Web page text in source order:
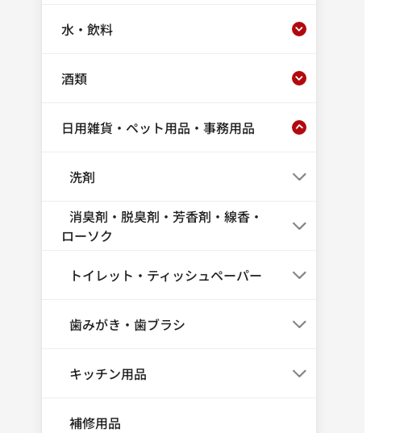
水・飲料
酒類
日用雑貨・ペット用品・事務用品
洗剤
消臭剤・脱臭剤・芳香剤・線香・
ローソク
トイレット・ティッシュペーパー
歯みがき・歯ブラシ
キッチン用品
補修用品